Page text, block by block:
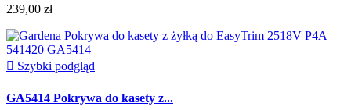
239,00 zł
 Szybki podgląd
GA5414 Pokrywa do kasety z...